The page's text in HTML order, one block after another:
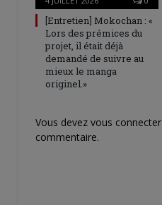
[Entretien] Mokochan : «
Lors des prémices du
projet, il était déjà
demandé de suivre au
mieux le manga
originel.»
Vous devez vous connecter
commentaire.